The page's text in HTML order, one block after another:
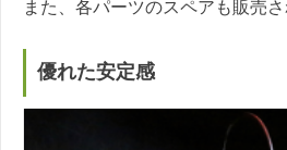
また、各パーツのスペアも販売さ
優れた安定感